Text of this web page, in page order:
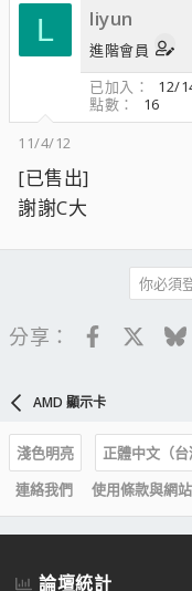
L liyun
進階會員
已加入
12/
點數
16
11/4/12
[已售出]
謝謝C大
你必須
分享： Facebook
AMD 顯示卡
淺色明亮
正體中文（台
連絡我們
使用條款與網
論壇統計